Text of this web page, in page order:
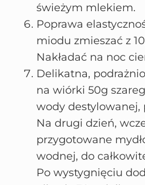
świeżym mlekiem.
Poprawa
miodu zmieszać z
Nakładać na noc
Delikatna,
na wiórki 50g
wody destylowanej,
Na drugi dzień,
przygotowane
wodnej, do
Po wystygnięciu